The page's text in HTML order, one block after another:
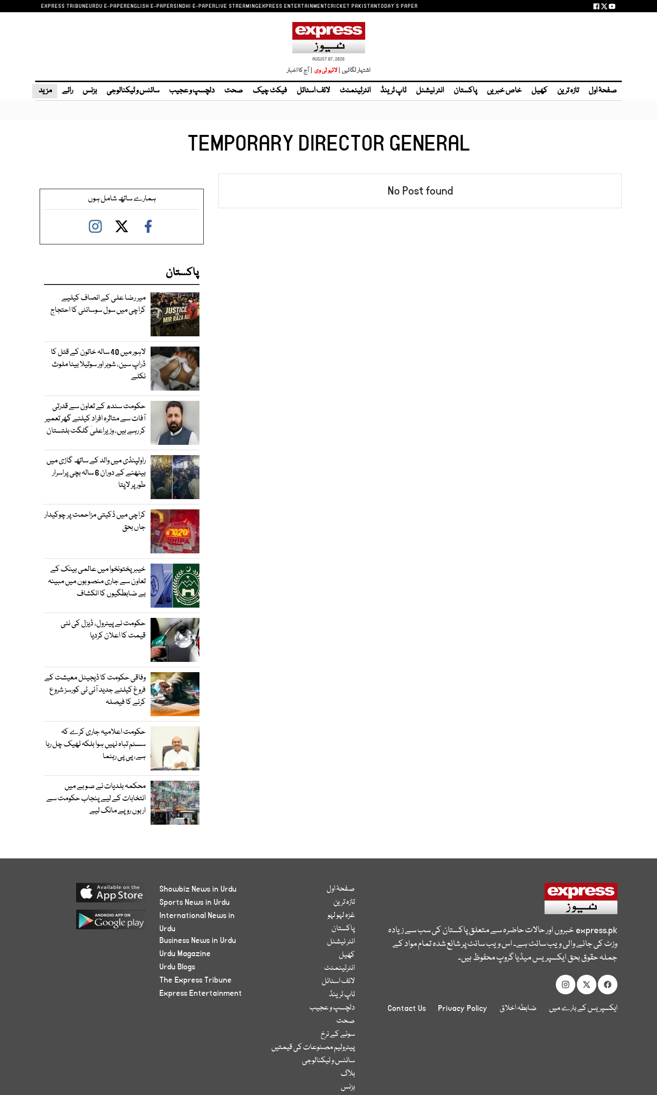
EXPRESS TRIBUNEURDU E-PAPERENGLISH E-PAPERSINDHI E-PAPERLIVE STREAMINGEXPRESS ENTERTAINMENTCRICKET PAKISTANTODAY'S PAPER
AUGUST 07, 2026
اشتہار لگائیں | | آج کا اخبار
صفحۂ اول تازہ ترین کھیل خاص خبریں پاکستان انٹر نیشنل ٹاپ ٹرینڈ انٹرٹینمنٹ لائف اسٹائل فیکٹ چیک صحت دلچسپ و عجیب سائنس و ٹیکنالوجی بزنس رائے مزید
TEMPORARY DIRECTOR GENERAL
No Post found ہمارے ساتھ شامل ہوں
پاکستان
میر رضا علی کے انصاف کیلیے
کراچی میں سول سوسائٹی کا احتجاج
لاہور میں 40 سالہ خاتون کے قتل کا
ڈراپ سین، شوہر اور سوتیلا بیٹا ملوث
نکلے
حکومت سندھ کے تعاون سے قدرتی
آفات سے متاثرہ افراد کیلئے گھر تعمیر
کر رہے ہیں، وزیراعلیٰ گلگت بلتستان
راولپنڈی میں والد کے ساتھ گاڑی میں
بیٹھنے کے دوران 6 سالہ بچی پراسرار
طور پر لاپتا
کراچی میں ڈکیتی مزاحمت پر چوکیدار
جاں بحق
خیبرپختونخوا میں عالمی بینک کے
تعاون سے جاری منصوبوں میں مبینہ
بے ضابطگیوں کا انکشاف
حکومت نے پیٹرول، ڈیزل کی نئی
قیمت کا اعلان کردیا
وفاقی حکومت کا ڈیجیٹل معیشت کے
فروغ کیلئے جدید آئی ٹی کورسز شروع
کرنے کا فیصلہ
حکومت اعلامیہ جاری کرے کہ
سسٹم تباہ نہیں ہوا بلکہ ٹھیک چل رہا
ہے، پی پی رہنما
محکمہ بلدیات نے صوبے میں
انتخابات کے لیے پنجاب حکومت سے
اربوں روپے مانگ لیے
express.pkخبروں اور حالات حاضرہ سے متعلق پاکستان کی سب سے زیادہ
وزٹ کی جانے والی ویب سائٹ ہے۔ اس ویب سائٹ پر شائع شدہ تمام مواد کے
جملہ حقوق بحق ایکسپریس میڈیا گروپ محفوظ ہیں۔
ایکسپریس کے بارے میں ضابطہ اخلاق Privacy Policy
Contact Us
صفحۂ اول
تازہ ترین
غزہ لہو لہو
پاکستان
انٹر نیشنل
کھیل
انٹرٹینمنٹ
لائف اسٹائل
ٹاپ ٹرینڈ
دلچسپ و عجیب
صحت
سونے کے نرخ
پیٹرولیم مصنوعات کی قیمتیں
سائنس و ٹیکنالوجی
بلاگ
بزنس
Showbiz News in Urdu
Sports News in Urdu
International News in
Urdu
Business News in Urdu
Urdu Magazine
Urdu Blogs
The Express Tribune
Express Entertainment